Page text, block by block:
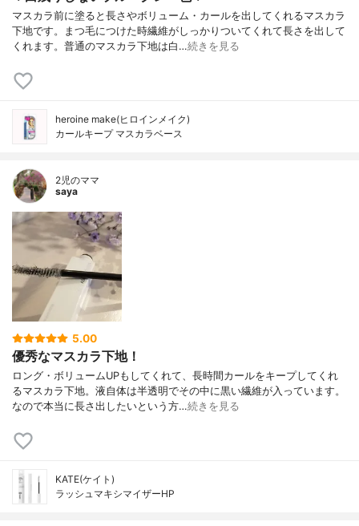
マスカラ前に塗ると長さやボリューム・カールを出してくれるマスカラ
下地です。まつ毛につけた時繊維がしっかりついてくれて長さを出して
くれます。普通のマスカラ下地は白…続きを見る
heroine make(ヒロインメイク)
カールキープ マスカラベース
2児のママ
saya
5.00
優秀なマスカラ下地！
ロング・ボリュームUPもしてくれて、長時間カールをキープしてくれ
るマスカラ下地。液自体は半透明でその中に黒い繊維が入っています。
なので本当に長さ出したいという方…続きを見る
KATE(ケイト)
ラッシュマキシマイザーHP